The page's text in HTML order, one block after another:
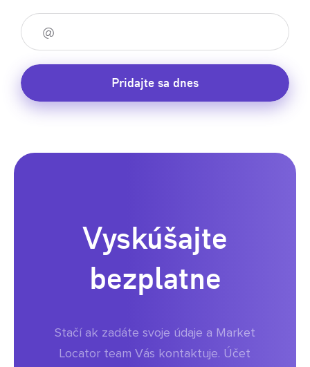
Pridajte sa dnes
Vyskúšajte
bezplatne
Stačí ak zadáte svoje údaje a Market
Locator team Vás kontaktuje. Účet